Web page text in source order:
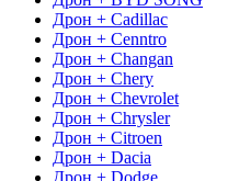
Дрон + Cadillac
Дрон + Cenntro
Дрон + Changan
Дрон + Chery
Дрон + Chevrolet
Дрон + Chrysler
Дрон + Citroen
Дрон + Dacia
Дрон + Dodge